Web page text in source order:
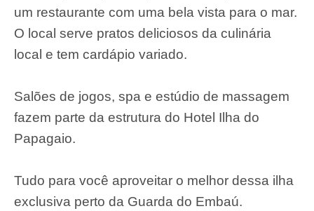
um restaurante com uma bela vista para o mar.
O local serve pratos deliciosos da culinária
local e tem cardápio variado.
Salões de jogos, spa e estúdio de massagem
fazem parte da estrutura do Hotel Ilha do
Papagaio.
Tudo para você aproveitar o melhor dessa ilha
exclusiva perto da Guarda do Embaú.